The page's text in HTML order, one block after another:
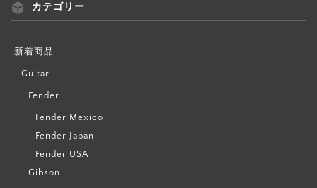
カテゴリー
新着商品
Guitar
Fender
Fender Mexico
Fender Japan
Fender USA
Gibson